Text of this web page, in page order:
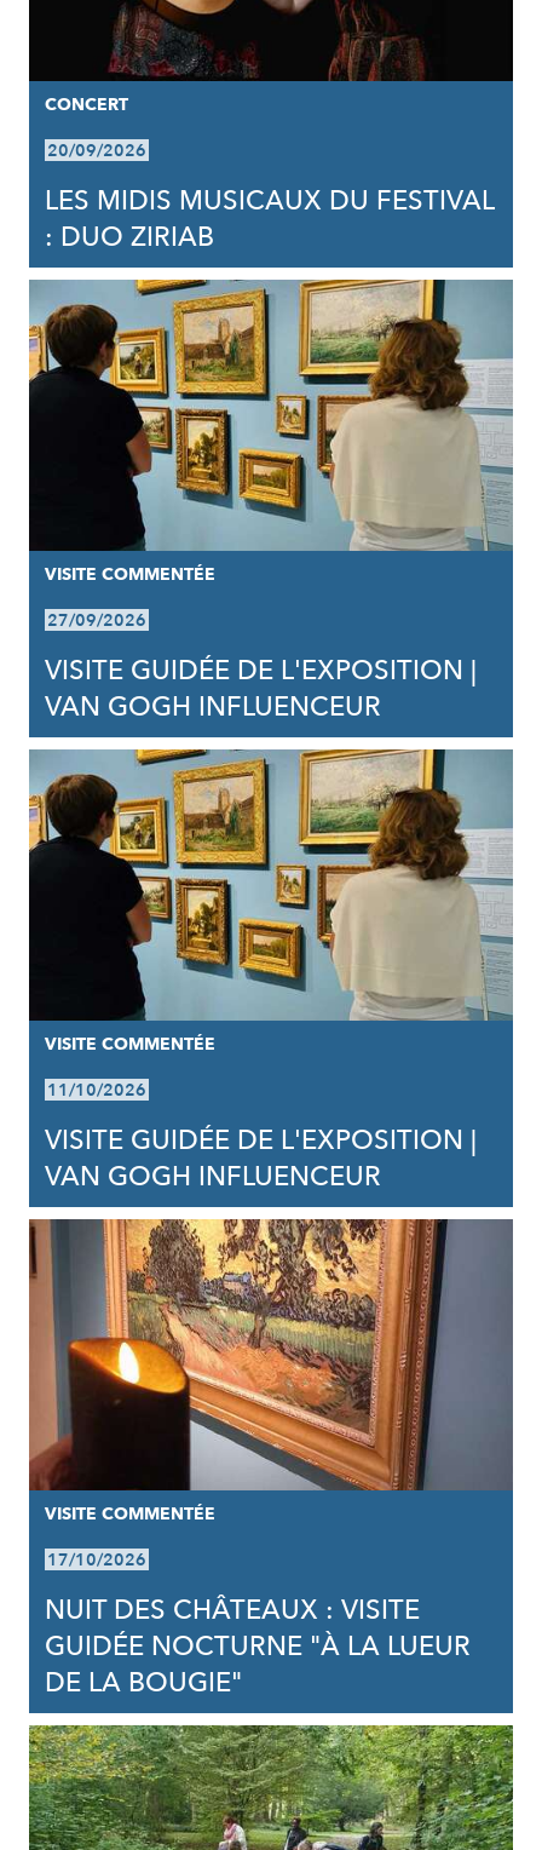
CONCERT
20/09/2026
LES MIDIS MUSICAUX DU FESTIVAL
: DUO ZIRIAB
VISITE COMMENTÉE
27/09/2026
VISITE GUIDÉE DE L'EXPOSITION |
VAN GOGH INFLUENCEUR
VISITE COMMENTÉE
11/10/2026
VISITE GUIDÉE DE L'EXPOSITION |
VAN GOGH INFLUENCEUR
VISITE COMMENTÉE
17/10/2026
NUIT DES CHÂTEAUX : VISITE
GUIDÉE NOCTURNE "À LA LUEUR
DE LA BOUGIE"